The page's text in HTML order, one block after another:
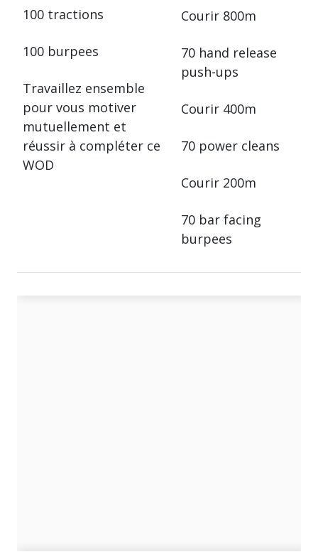
100 tractions
100 burpees
Travaillez ensemble
pour vous motiver
mutuellement et
réussir à compléter ce
WOD
Courir 800m
70 hand release
push-ups
Courir 400m
70 power cleans
Courir 200m
70 bar facing
burpees